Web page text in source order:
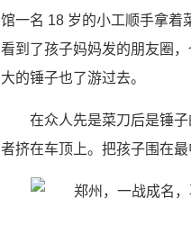
馆一名 18 岁的小工顺手拿着
看到了孩子妈妈发的朋友圈
大的锤子也了游过去。
在众人先是菜刀后是锤
者挤在车顶上。把孩子围在